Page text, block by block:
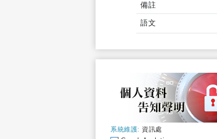
備註
語文
系統維護: 資訊處